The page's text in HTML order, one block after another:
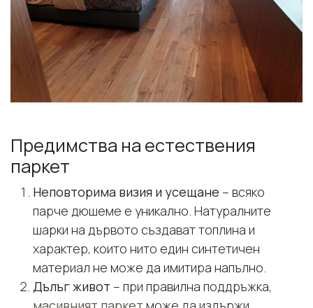
Предимства на естествения
паркет
Неповторима визия и усещане – всяко
парче дюшеме е уникално. Натуралните
шарки на дървото създават топлина и
характер, които нито един синтетичен
материал не може да имитира напълно.
Дълъг живот – при правилна поддръжка,